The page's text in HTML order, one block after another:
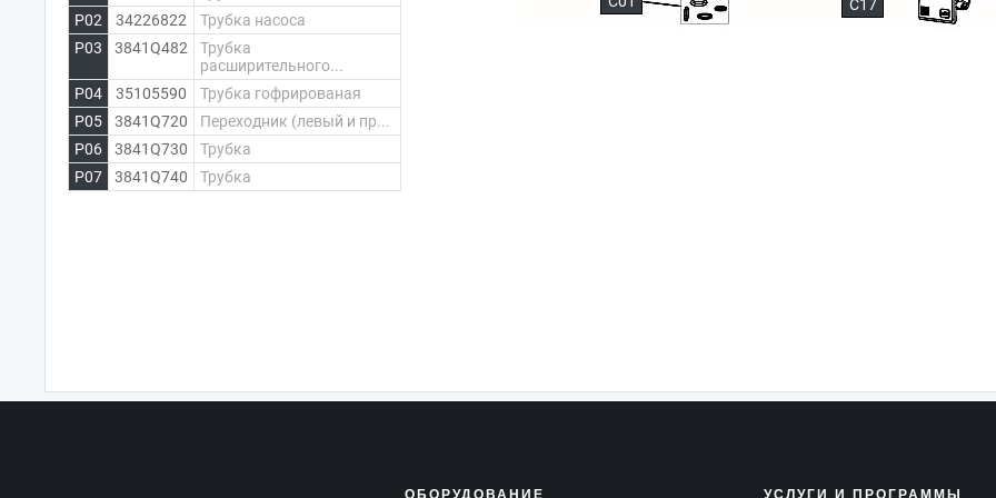
P02
34226822
Трубка насоса
P03
3841Q482
Трубка
расширительного...
P04
35105590
Трубка гофрированая
P05
3841Q720
Переходник (левый и пр...
P06
3841Q730
Трубка
P07
3841Q740 Трубка
C17
ОБОРУДОВАНИЕ УСЛУГИ И ПРОГРАММЫ